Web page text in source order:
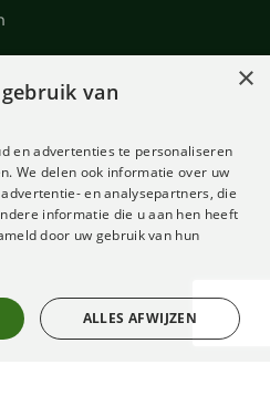
×
van
en advertenties te personaliseren
We delen ook informatie over uw
en analysepartners, die
informatie die u aan hen heeft
door uw gebruik van hun
ALLES AFWIJZEN